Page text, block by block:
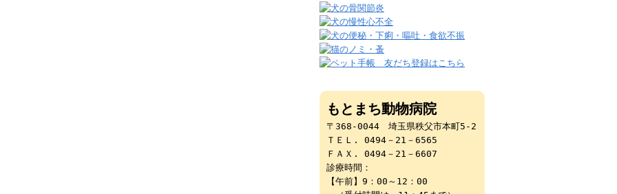
もとまち動物病院
〒368-0044 埼玉県秩父市本町5-2
ＴＥＬ. 0494－21－6565
ＦＡＸ. 0494－21－6607
診療時間：
【午前】9：00～12：00